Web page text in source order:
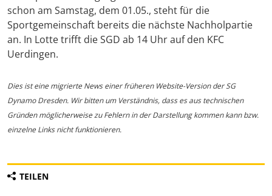
schon am Samstag, dem 01.05., steht für die
Sportgemeinschaft bereits die nächste Nachholpartie
an. In Lotte trifft die SGD ab 14 Uhr auf den KFC
Uerdingen.
Dies ist eine migrierte News einer früheren Website-Version der SG
Dynamo Dresden. Wir bitten um Verständnis, dass es aus technischen
Gründen möglicherweise zu Fehlern in der Darstellung kommen kann bzw.
einzelne Links nicht funktionieren.
TEILEN